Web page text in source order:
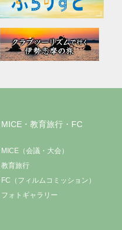
MICE・教育旅行・FC
MICE（会議・大会）
教育旅行
FC（フィルムコミッション）
フォトギャラリー